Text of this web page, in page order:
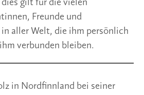
dies gilt für die vielen
Freunde und
aller Welt, die ihm persönlich
verbunden bleiben.
in Nordfinnland bei seiner